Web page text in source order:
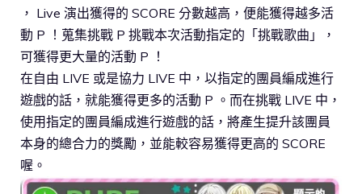
， Live 演出獲得的 SCORE 分數越高，便能獲得越多活
動 P ！蒐集挑戰 P 挑戰本次活動指定的「挑戰歌曲」，
可獲得更大量的活動 P ！
在自由 LIVE 或是協力 LIVE 中，以指定的團員編成進行
遊戲的話，就能獲得更多的活動 P 。而在挑戰 LIVE 中，
使用指定的團員編成進行遊戲的話，將產生提升該團員
本身的總合力的獎勵，並能較容易獲得更高的 SCORE
喔。